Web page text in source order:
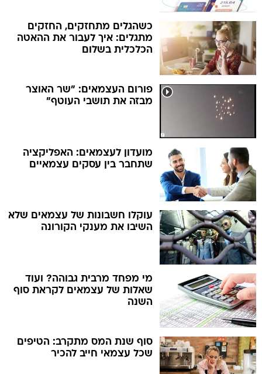
כשהגלים מתחזקים, החזקים
מתגלים: איך לעבור את ההאטה
הכלכלית בשלום
פורום העצמאים: "שר האוצר
מבזה את תושבי העוטף"
מועדון לעצמאים: האפליקציה
שתחבר בין עסקים עצמאיים
עוקלו חשבונות של עצמאים שלא
השיבו את מענקי הקורונה
מי מפחד מרבית גבוהה? ועוד
שאלות של עצמאים לקראת סוף
השנה
סוף שנת המס מתקרב: הטיפים
שכל עצמאי חייב להכיר